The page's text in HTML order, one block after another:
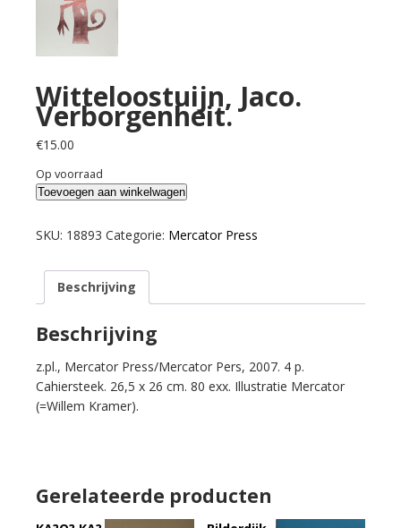
Witteloostuijn, Jaco.
Verborgenheit.
€15.00
Op voorraad
Witteloostuijn,
Verborgenheit.
Toevoegen aan winkelwagen
SKU: 18893 Categorie: Mercator Press
Beschrijving
Beschrijving
z.pl., Mercator Press/Mercator Pers, 2007. 4 p.
Cahiersteek. 26,5 x 26 cm. 80 exx. Illustratie Mercator
(=Willem Kramer).
Gerelateerde producten